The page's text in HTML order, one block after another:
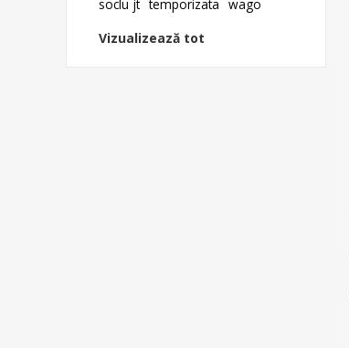
soclu jt temporizata wago
Vizualizează tot